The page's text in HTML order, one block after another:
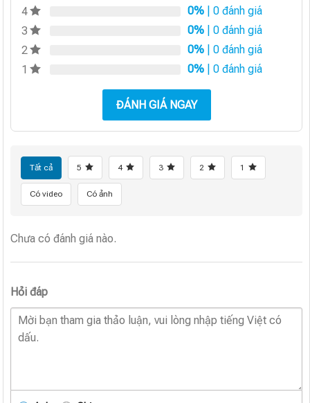
4
0% | 0 đánh giá
3
0% | 0 đánh giá
2
0% | 0 đánh giá
1
0% | 0 đánh giá
ĐÁNH GIÁ NGAY
Tất cả 5 4 3 2 1
Có video Có ảnh
Chưa có đánh giá nào.
Hỏi đáp